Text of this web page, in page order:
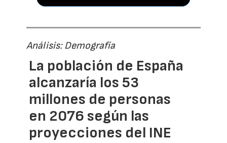
Análisis: Demografía
La población de España
alcanzaría los 53
millones de personas
en 2076 según las
proyecciones del INE